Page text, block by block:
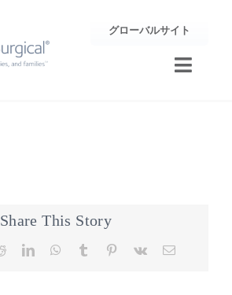
グローバルサイト
Toggle
企業情報
お問合せ
Share This Story
RedditLinkedInWhatsApp
Tumblr Pinterest
Vk Email